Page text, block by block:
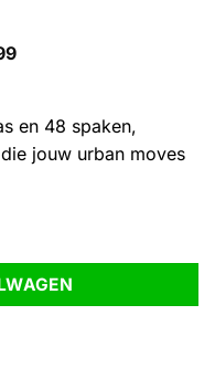
en 48 spaken,
jouw urban moves
zwart zink spk aantal